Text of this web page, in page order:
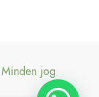
jog